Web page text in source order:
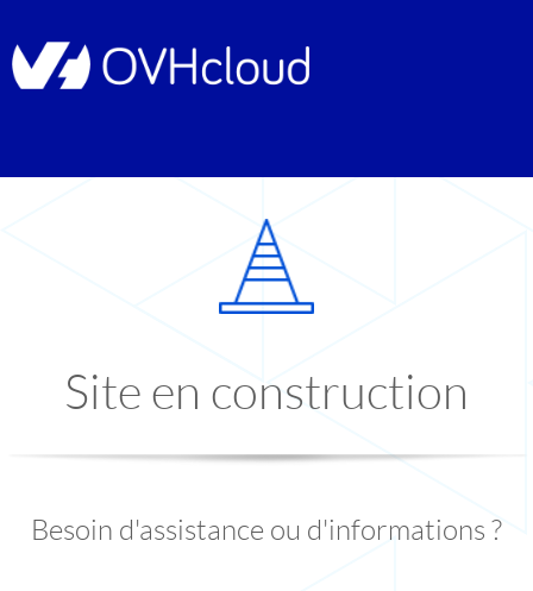
Site en construction
Besoin d'assistance ou d'informations ?